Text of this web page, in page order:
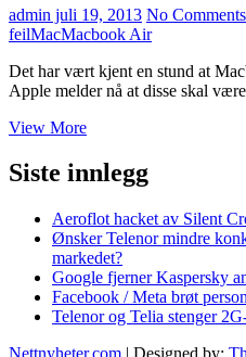
admin juli 19, 2013 No Comments
feilMacMacbook Air
Det har vært kjent en stund at
Apple melder nå at disse skal
View MoreOppdatering
Macbook
Air
viktige
feil
Siste innlegg
Aeroflot hacket av Silent
Ønsker Telenor mindre
markedet?
Google fjerner Kaspersky
Facebook / Meta brøt
Telenor og Telia stenger